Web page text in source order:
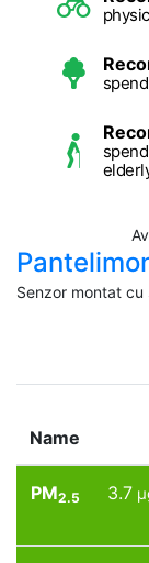
Senzor montat cu
Name
PM2.5 3.7